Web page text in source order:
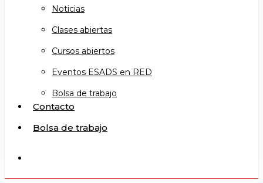
Noticias
Clases abiertas
Cursos abiertos
Eventos ESADS en RED
Bolsa de trabajo
Contacto
Bolsa de trabajo